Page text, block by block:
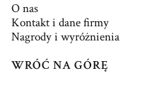
O nas
Kontakt i dane firmy
Nagrody i wyróżnienia
WRÓĆ NA GÓRĘ